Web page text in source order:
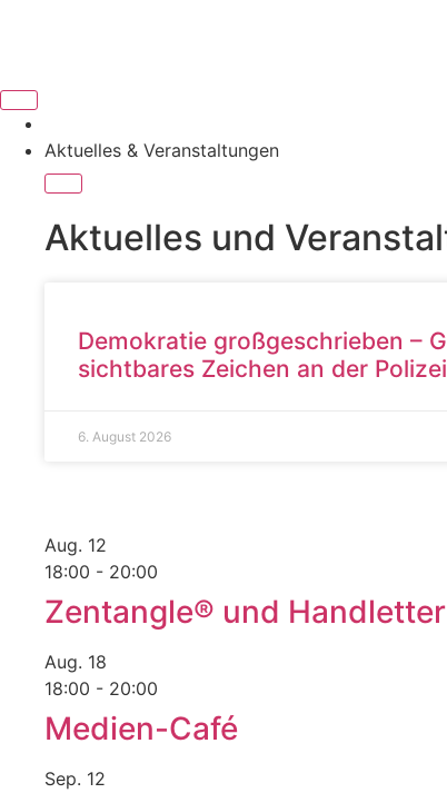
Aktuelles & Veranstaltungen
Aktuelles und
Demokratie großgeschrieben –
sichtbares Zeichen an der
6. August 2026
Aug. 12
18:00 - 20:00
Zentangle® und
Aug. 18
18:00 - 20:00
Medien-Café
Sep. 12